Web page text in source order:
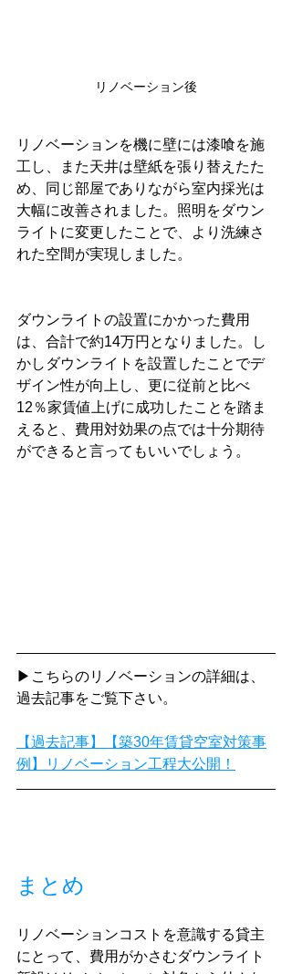
リノベーション後
リノベーションを機に壁には漆喰を施
工し、また天井は壁紙を張り替えたた
め、同じ部屋でありながら室内採光は
大幅に改善されました。照明をダウン
ライトに変更したことで、より洗練さ
れた空間が実現しました。
ダウンライトの設置にかかった費用
は、合計で約14万円となりました。し
かしダウンライトを設置したことでデ
ザイン性が向上し、更に従前と比べ
12％家賃値上げに成功したことを踏ま
えると、費用対効果の点では十分期待
ができると言ってもいいでしょう。
▶こちらのリノベーションの詳細は、
過去記事をご覧下さい。
【過去記事】【築30年賃貸空室対策事
例】リノベーション工程大公開！
まとめ
リノベーションコストを意識する貸主
にとって、費用がかさむダウンライト